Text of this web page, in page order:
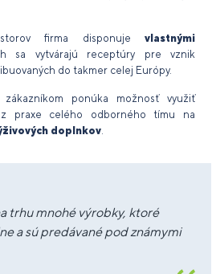
firma disponuje vlastnými
sa vytvárajú receptúry pre vznik
do takmer celej Európy.
ponúka možnosť využiť
praxe celého odborného tímu na
doplnkov
trhu mnohé výrobky, ktoré
a sú predávané pod známymi